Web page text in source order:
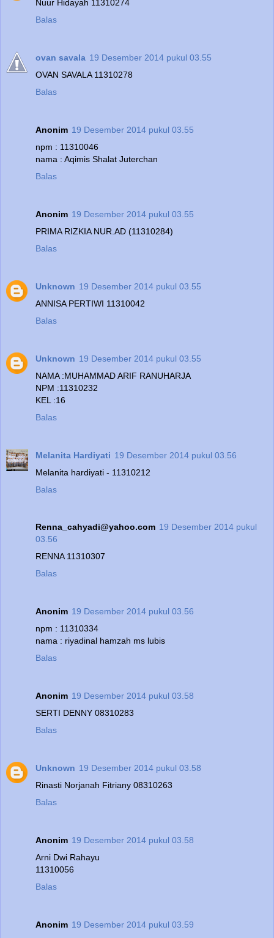
Nuur Hidayah 11310274
Balas
ovan savala 19 Desember 2014 pukul 03.55
OVAN SAVALA 11310278
Balas
Anonim 19 Desember 2014 pukul 03.55
npm : 11310046
nama : Aqimis Shalat Juterchan
Balas
Anonim 19 Desember 2014 pukul 03.55
PRIMA RIZKIA NUR.AD (11310284)
Balas
Unknown 19 Desember 2014 pukul 03.55
ANNISA PERTIWI 11310042
Balas
Unknown 19 Desember 2014 pukul 03.55
NAMA :MUHAMMAD ARIF RANUHARJA
NPM :11310232
KEL :16
Balas
Melanita Hardiyati 19 Desember 2014 pukul 03.56
Melanita hardiyati - 11310212
Balas
Renna_cahyadi@yahoo.com 19 Desember 2014 pukul
03.56
RENNA 11310307
Balas
Anonim 19 Desember 2014 pukul 03.56
npm : 11310334
nama : riyadinal hamzah ms lubis
Balas
Anonim 19 Desember 2014 pukul 03.58
SERTI DENNY 08310283
Balas
Unknown 19 Desember 2014 pukul 03.58
Rinasti Norjanah Fitriany 08310263
Balas
Anonim 19 Desember 2014 pukul 03.58
Arni Dwi Rahayu
11310056
Balas
Anonim 19 Desember 2014 pukul 03.59